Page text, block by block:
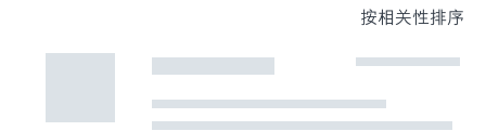
按相关性排序